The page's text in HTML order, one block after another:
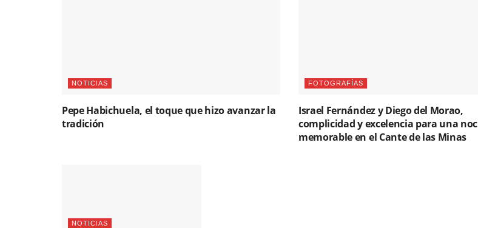
NOTICIAS
Pepe Habichuela, el toque que hizo avanzar la
tradición
FOTOGRAFÍAS
Israel Fernández y Diego del Morao,
complicidad y excelencia para una
memorable en el Cante de las Minas
NOTICIAS